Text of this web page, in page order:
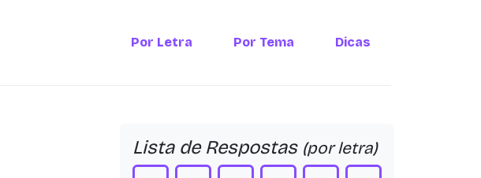
Por Letra Por Tema Dicas
Lista de Respostas (por letra)